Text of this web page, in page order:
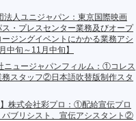
法人ユニジャパン：東京国際映画
・プレスセンター業務及びオープ
ジングイベントにかかる業務アシ
中旬～11月中旬】
ニュージャパンフィルム：①コレス
務スタッフ②日本語吹替版制作スタ
】株式会社彩プロ：①配給宣伝プロ
パブリシスト、宣伝アシスタント②